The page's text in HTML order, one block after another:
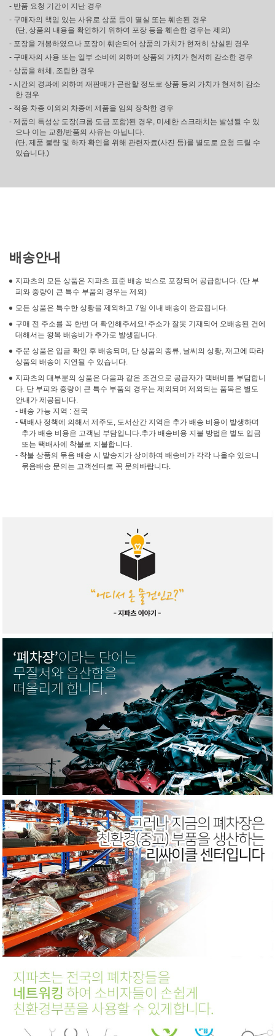
- 반품 요청 기간이 지난 경우
- 구매자의 책임 있는 사유로 상품 등이 멸실 또는 훼손된 경우
(단, 상품의 내용을 확인하기 위하여 포장 등을 훼손한 경우는 제외)
- 포장을 개봉하였으나 포장이 훼손되어 상품의 가치가 현저히 상실된 경우
- 구매자의 사용 또는 일부 소비에 의하여 상품의 가치가 현저히 감소한 경우
- 상품을 해체, 조립한 경우
- 시간의 경과에 의하여 재판매가 곤란할 정도로 상품 등의 가치가 현저히 감소
한 경우
- 적용 차종 이외의 차종에 제품을 임의 장착한 경우
- 제품의 특성상 도장(크롬 도금 포함)된 경우, 미세한 스크래치는 발생될 수 있
으나 이는 교환/반품의 사유는 아닙니다.
(단, 제품 불량 및 하자 확인을 위해 관련자료(사진 등)를 별도로 요청 드릴 수
있습니다.)
배송안내
지파츠의 모든 상품은 지파츠 표준 배송 박스로 포장되어 공급합니다. (단 부
피와 중량이 큰 특수 부품의 경우는 제외)
모든 상품은 특수한 상황을 제외하고 7일 이내 배송이 완료됩니다.
구매 전 주소를 꼭 한번 더 확인해주세요! 주소가 잘못 기재되어 오배송된 건에
대해서는 왕복 배송비가 추가로 발생됩니다.
주문 상품은 입금 확인 후 배송되며, 단 상품의 종류, 날씨의 상황, 재고에 따라
상품의 배송이 지연될 수 있습니다.
지파츠의 대부분의 상품은 다음과 같은 조건으로 공급자가 택배비를 부담합니
다. 단 부피와 중량이 큰 특수 부품의 경우는 제외되며 제외되는 품목은 별도
안내가 제공됩니다.
- 배송 가능 지역 : 전국
- 택배사 정책에 의해서 제주도, 도서산간 지역은 추가 배송 비용이 발생하며
추가 배송 비용은 고객님 부담입니다.추가 배송비용 지불 방법은 별도 입금
또는 택배사에 착불로 지불합니다.
- 착불 상품의 묶음 배송 시 발송지가 상이하여 배송비가 각각 나올수 있으니
묶음배송 문의는 고객센터로 꼭 문의바랍니다.